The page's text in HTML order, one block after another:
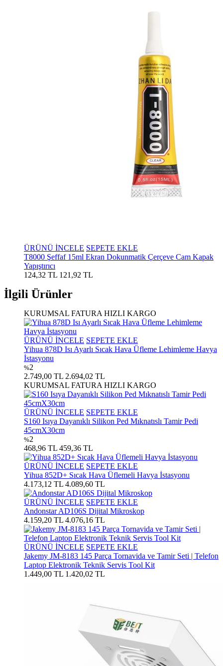
ÜRÜNÜ İNCELE SEPETE EKLE
T8000 Şeffaf 15ml Ekran Dokunmatik Çerçeve Cam Kapak
Yapıştırıcı
124,32 TL 121,92 TL
İlgili Ürünler
KURUMSAL FATURA HIZLI KARGO
ÜRÜNÜ İNCELE SEPETE EKLE
Yihua 878D Isı Ayarlı Sıcak Hava Üfleme Lehimleme Havya
İstasyonu
%2
2.749,00 TL 2.694,02 TL
KURUMSAL FATURA HIZLI KARGO
ÜRÜNÜ İNCELE SEPETE EKLE
S160 Isıya Dayanıklı Silikon Ped Mıknatıslı Tamir Pedi
45cmX30cm
%2
468,96 TL 459,36 TL
ÜRÜNÜ İNCELE SEPETE EKLE
Yihua 852D+ Sıcak Hava Üflemeli Havya İstasyonu
4.173,12 TL 4.089,60 TL
ÜRÜNÜ İNCELE SEPETE EKLE
Andonstar AD106S Dijital Mikroskop
4.159,20 TL 4.076,16 TL
ÜRÜNÜ İNCELE SEPETE EKLE
Jakemy JM-8183 145 Parça Tornavida ve Tamir Seti | Telefon
Laptop Elektronik Teknik Servis Tool Kit
1.449,00 TL 1.420,02 TL